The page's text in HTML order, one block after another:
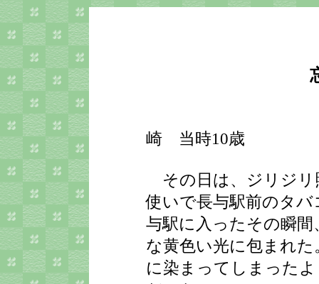
崎 当時10歳
その日は、ジリジリ
使いで長与駅前のタ
与駅に入ったその瞬
な黄色い光に包まれ
に染まってしまった